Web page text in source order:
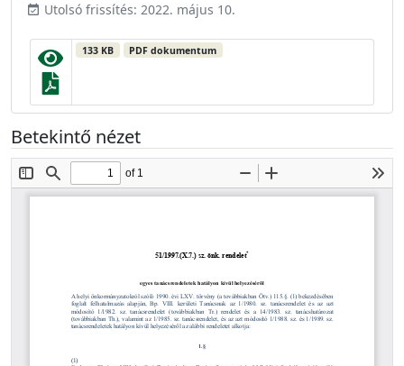
event_available Utolsó frissítés: 2022. május 10.
133 KB PDF dokumentum
Betekintő nézet